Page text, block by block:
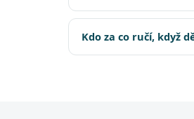
Kdo za co ručí, když